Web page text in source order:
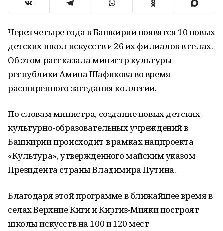
Через четыре года в Башкирии появятся 10 новых
детских школ искусств и 26 их филиалов в селах.
Об этом рассказала министр культуры
республики Амина Шафикова во время
расширенного заседания коллегии.
По словам министра, создание новых детских
культурно-образовательных учреждений в
Башкирии происходит в рамках нацпроекта
«Культура», утвержденного майским указом
Президента страны Владимира Путина.
Благодаря этой программе в ближайшее время в
селах Верхние Киги и Киргиз-Мияки построят
школы искусств на 100 и 120 мест